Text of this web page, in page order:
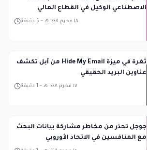
الاصطناعي الوكيل في القطاع المالي
5 دقيقة - ١٨ محرم ١٤٤٨ هـ
ثغرة في ميزة Hide My Email من آبل تكشف
عناوين البريد الحقيقي
1 دقيقة - ١٧ محرم ١٤٤٨ هـ
جوجل تحذر من مخاطر مشاركة بيانات البحث
مع المنافسين في الاتحاد الأوروبي